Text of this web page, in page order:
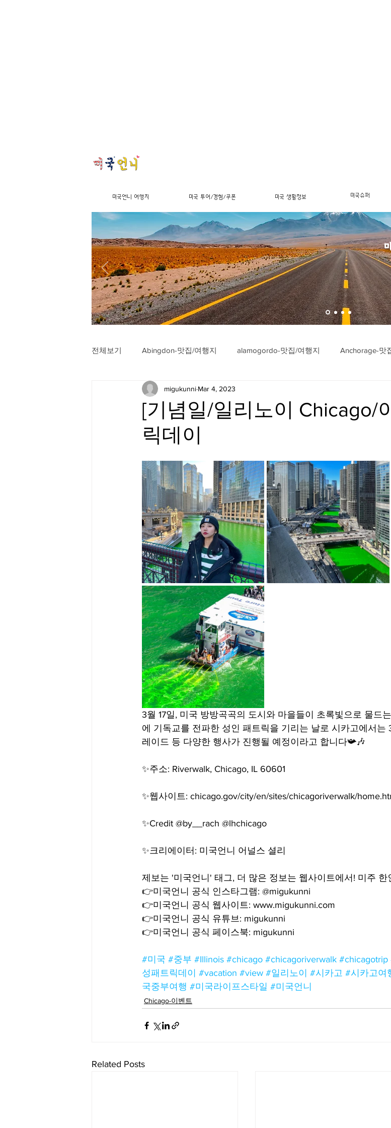
전체보기 Abingdon-맛집/여행지 alamogordo-맛집/여행지 Anchorage-맛
Arlington-맛집/여행지 Arlington-맛집/여행지
Badlands-맛집/여행지
Big Bend-맛집/여행지 Bloomfield-맛집/여행지 Bloomington-맛집/여행지
Boston-맛집/여행지 Boulder City-맛집/여행지 Brawley-맛집/여행지
Bronx-맛집/여행지 Bryce Canyon-맛집/여행지 Buena Park-맛집/여행지
Cambridge-맛집/여행지 Campton-맛집/여행지
Centerport-맛집/여행지
[기념일/일리노이 Chicago/
릭데이
migukunni Mar 4, 2023
3월 17일, 미국 방방곡곡의 도시와 마을들이 초록빛으로 물드
에 기독교를 전파한 성인 패트릭을 기리는 날로 시카고에서는
레이드 등 다양한 행사가 진행될 예정이라고 합니다📯🎶
✨주소: Riverwalk, Chicago, IL 60601
✨웹사이트: chicago.gov/city/en/sites/chicagoriverwalk/
✨Credit @by__rach @lhchicago
✨크리에이터: 미국언니 어널스 셜리
제보는 '미국언니' 태그, 더 많은 정보는 웹사이트에서! 미주
👉미국언니 공식 인스타그램: @migukunni
👉미국언니 공식 웹사이트: www.migukunni.com
👉미국언니 공식 유튜브: migukunni
👉미국언니 공식 페이스북: migukunni
#미국 #중부 #Illinois #chicago #chicagoriverwalk #chicagotrip
성패트릭데이
#vacation #view #일리노이 #시카고 #시카고여
국중부여행 #미국라이프스타일 #미국언니
Chicago-이벤트
Related Posts
미국언니 여행지 미국 투어/경험/쿠폰 미국 생활정보 미국슈퍼